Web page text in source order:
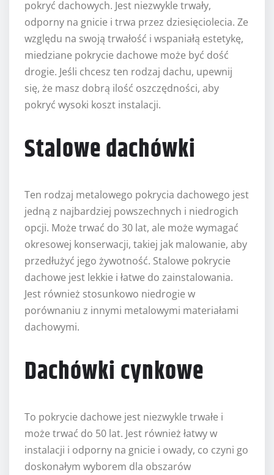
pokryć dachowych. Jest niezwykle trwały,
odporny na gnicie i trwa przez dziesięciolecia. Ze
względu na swoją trwałość i wspaniałą estetykę,
miedziane pokrycie dachowe może być dość
drogie. Jeśli chcesz ten rodzaj dachu, upewnij
się, że masz dobrą ilość oszczędności, aby
pokryć wysoki koszt instalacji.
Stalowe dachówki
Ten rodzaj metalowego pokrycia dachowego jest
jedną z najbardziej powszechnych i niedrogich
opcji. Może trwać do 30 lat, ale może wymagać
okresowej konserwacji, takiej jak malowanie, aby
przedłużyć jego żywotność. Stalowe pokrycie
dachowe jest lekkie i łatwe do zainstalowania.
Jest również stosunkowo niedrogie w
porównaniu z innymi metalowymi materiałami
dachowymi.
Dachówki cynkowe
To pokrycie dachowe jest niezwykle trwałe i
może trwać do 50 lat. Jest również łatwy w
instalacji i odporny na gnicie i owady, co czyni go
doskonałym wyborem dla obszarów